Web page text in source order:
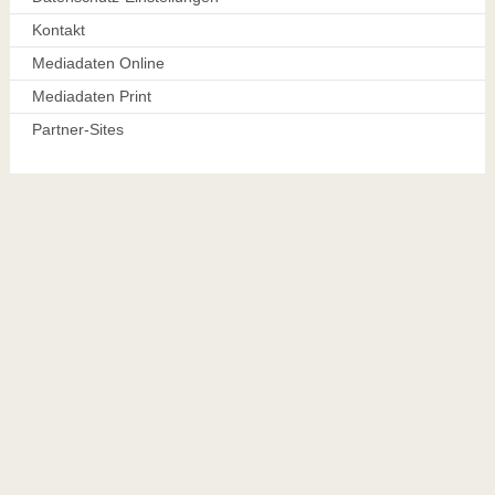
Kontakt
Mediadaten Online
Mediadaten Print
Partner-Sites